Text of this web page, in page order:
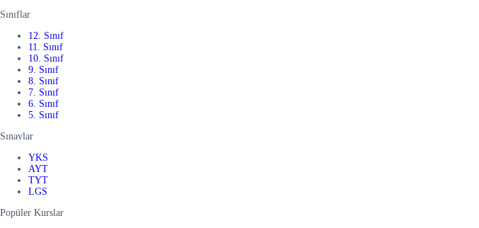
Sınıflar
12. Sınıf
11. Sınıf
10. Sınıf
9. Sınıf
8. Sınıf
7. Sınıf
6. Sınıf
5. Sınıf
Sınavlar
YKS
AYT
TYT
LGS
Popüler Kurslar